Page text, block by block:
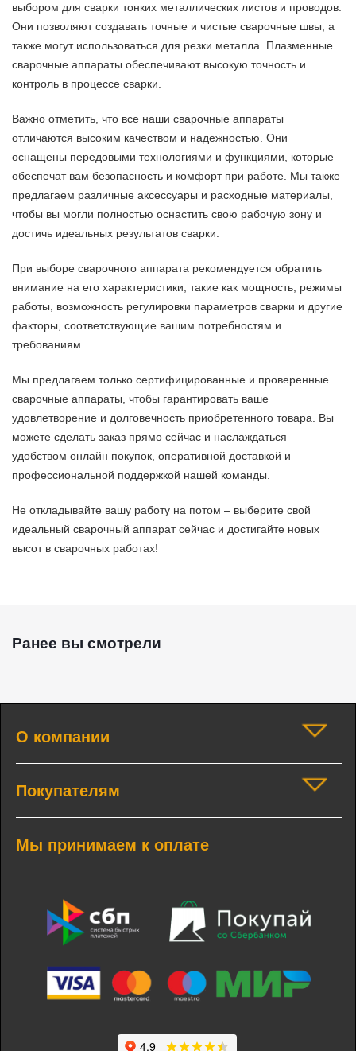
выбором для сварки тонких металлических листов и проводов.
Они позволяют создавать точные и чистые сварочные швы, а
также могут использоваться для резки металла. Плазменные
сварочные аппараты обеспечивают высокую точность и
контроль в процессе сварки.
Важно отметить, что все наши сварочные аппараты
отличаются высоким качеством и надежностью. Они
оснащены передовыми технологиями и функциями, которые
обеспечат вам безопасность и комфорт при работе. Мы также
предлагаем различные аксессуары и расходные материалы,
чтобы вы могли полностью оснастить свою рабочую зону и
достичь идеальных результатов сварки.
При выборе сварочного аппарата рекомендуется обратить
внимание на его характеристики, такие как мощность, режимы
работы, возможность регулировки параметров сварки и другие
факторы, соответствующие вашим потребностям и
требованиям.
Мы предлагаем только сертифицированные и проверенные
сварочные аппараты, чтобы гарантировать ваше
удовлетворение и долговечность приобретенного товара. Вы
можете сделать заказ прямо сейчас и наслаждаться
удобством онлайн покупок, оперативной доставкой и
профессиональной поддержкой нашей команды.
Не откладывайте вашу работу на потом – выберите свой
идеальный сварочный аппарат сейчас и достигайте новых
высот в сварочных работах!
Ранее вы смотрели
О компании
Покупателям
Мы принимаем к оплате